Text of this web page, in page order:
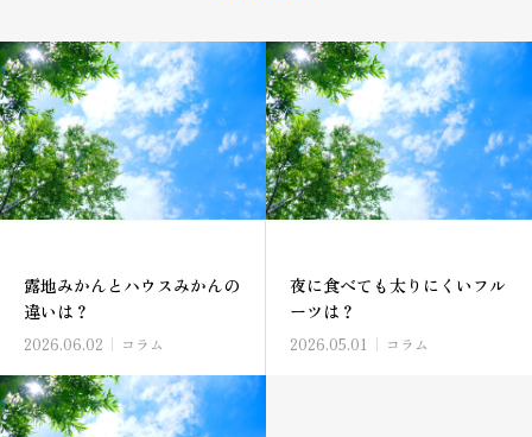
露地みかんとハウスみかんの
違いは？
2026.06.02 コラム
夜に食べても太りにくいフル
ーツは？
2026.05.01 コラム